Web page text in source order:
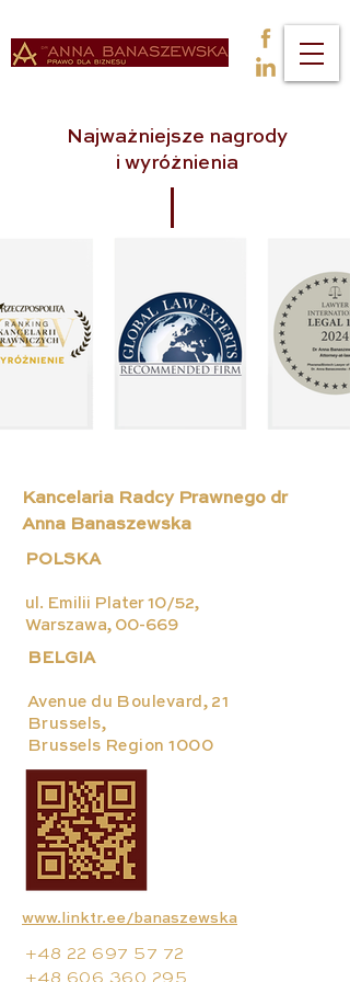
Najważniejsze nagrody
i wyróżnienia
Kancelaria Radcy Prawnego dr
Anna Banaszewska
POLSKA
ul. Emilii Plater 10/52,
Warszawa, 00-669
BELGIA
Avenue du Boulevard, 21
Brussels,
Brussels Region 1000
www.linktr.ee/banaszewska
+48 22 697 57 72